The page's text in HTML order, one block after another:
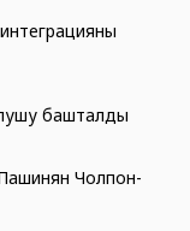
башталды
Чолпон-